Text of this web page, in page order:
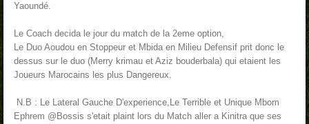
Yaoundé.
Le Coach decida le jour du match de la 2eme option,
Le Duo Aoudou en Stoppeur et Mbida en Milieu Defensif prit donc le
dessus sur le duo (Merry krimau et Aziz bouderbala) qui etaient les
Joueurs Marocains les plus Dangereux.
N.B : Le Lateral Gauche D'experience,Le Terrible et Unique Mbom
Ephrem @Bossis s'etait plaint lors du Match aller a Kinitra que ses